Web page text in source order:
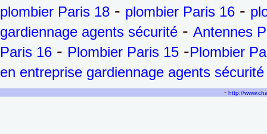
plombier Paris 18 - plombier Paris 16 -
gardiennage agents sécurité - Antennes
Paris 16 - Plombier Paris 15 -Plombier
en entreprise gardiennage agents sécurité
-http://